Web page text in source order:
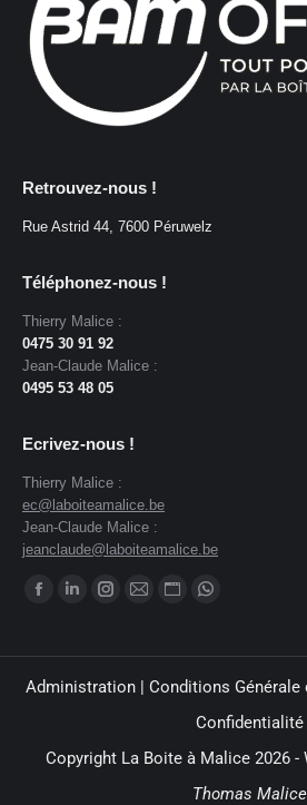
Retrouvez-nous !
Rue Astrid 44, 7600 Péruwelz
Téléphonez-nous !
Thierry Malice :
0475 30 91 92
Jean-Claude Malice :
0495 53 48 05
Ecrivez-nous !
Thierry Malice :
ec@laboiteamalice.be
Jean-Claude Malice :
jeanclaude@laboiteamalice.be
Trouvez nous sur :
Administration | Conditions Générale
Confidentialité
Copyright La Boite à Malice 2026 -
Thomas Malice